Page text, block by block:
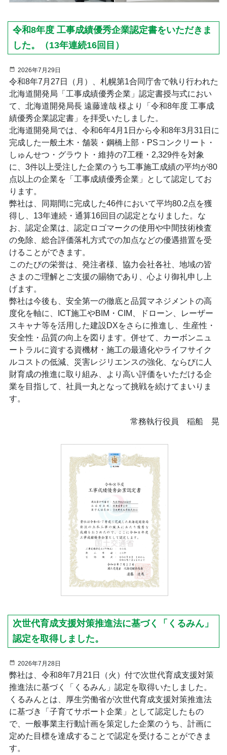
令和8年度 工事成績優秀企業認定書をいただきま
した。（13年連続16回目）
2026年7月29日
令和8年7月27日（月）、札幌第1合同庁舎で執り行われた
北海道開発局「工事成績優秀企業」認定書授与式におい
て、北海道開発局長 遠藤達哉 様より「令和8年度 工事成
績優秀企業認定書」を拝受いたしました。
北海道開発局では、令和6年4月1日から令和8年3月31日に
完成した一般土木・舗装・鋼橋上部・PSコンクリート・
しゅんせつ・グラウト・維持の7工種・2,329件を対象
に、3件以上受注した企業のうち工事施工成績の平均が80
点以上の企業を「工事成績優秀企業」として認定してお
ります。
弊社は、同期間に完成した46件において平均80.2点を獲
得し、13年連続・通算16回目の認定となりました。な
お、認定企業は、認定ロゴマークの使用や中間技術検査
の免除、総合評価落札方式での加点などの優遇措置を受
けることができます。
このたびの栄誉は、発注者様、協力会社各社、地域の皆
さまのご理解とご支援の賜物であり、心より御礼申し上
げます。
弊社は今後も、安全第一の徹底と品質マネジメントの高
度化を軸に、ICT施工やBIM・CIM、ドローン、レーザー
スキャナ等を活用した建設DXをさらに推進し、生産性・
安全性・品質の向上を図ります。併せて、カーボンニュ
ートラルに資する資機材・施工の最適化やライフサイク
ルコストの低減、災害レジリエンスの強化、ならびに人
財育成の推進に取り組み、より高い評価をいただける企
業を目指して、社員一丸となって挑戦を続けてまいりま
す。
常務執行役員 稲船 晃
次世代育成支援対策推進法に基づく「くるみん」
認定を取得しました。
2026年7月28日
弊社は、令和8年7月21日（火）付で次世代育成支援対策
推進法に基づく「くるみん」認定を取得いたしました。
くるみんとは、厚生労働省が次世代育成支援対策推進法
に基づき「子育てサポート企業」として認定したもの
で、一般事業主行動計画を策定した企業のうち、計画に
定めた目標を達成することで認定を受けることができま
す。